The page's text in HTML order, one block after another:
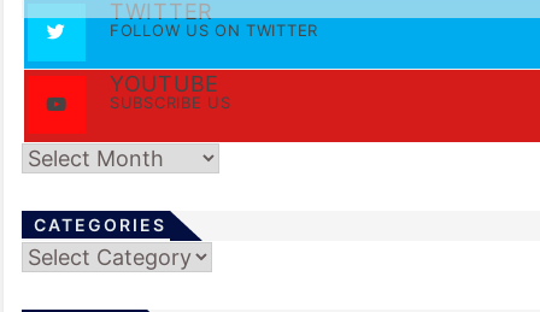
TWITTER
FOLLOW US ON TWITTER
YOUTUBE
SUBSCRIBE US
Archives
CATEGORIES
Categories